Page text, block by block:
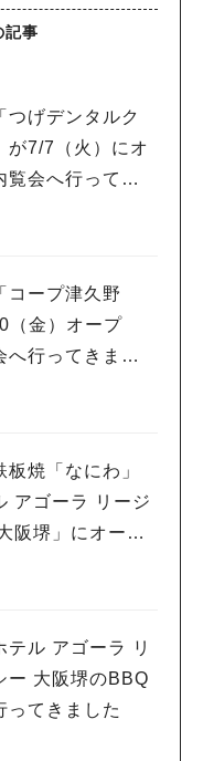
記事
つげデンタルク
が7/7（火）にオ
覧会へ行ってき
コープ津久野
（金）オープ
へ行ってきまし
板焼「なにわ」
アゴーラ リージ
阪堺」にオープ
テル アゴーラ リ
ー 大阪堺のBBQ
ってきました
ず駅#深井駅#ランチ